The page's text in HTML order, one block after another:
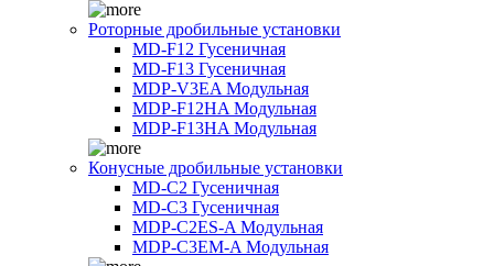
Роторные дробильные установки
MD-F12 Гусеничная
MD-F13 Гусеничная
MDP-V3EA Модульная
MDP-F12HA Модульная
MDP-F13HA Модульная
Конусные дробильные установки
MD-C2 Гусеничная
MD-C3 Гусеничная
MDP-C2ES-A Модульная
MDP-C3EM-A Модульная